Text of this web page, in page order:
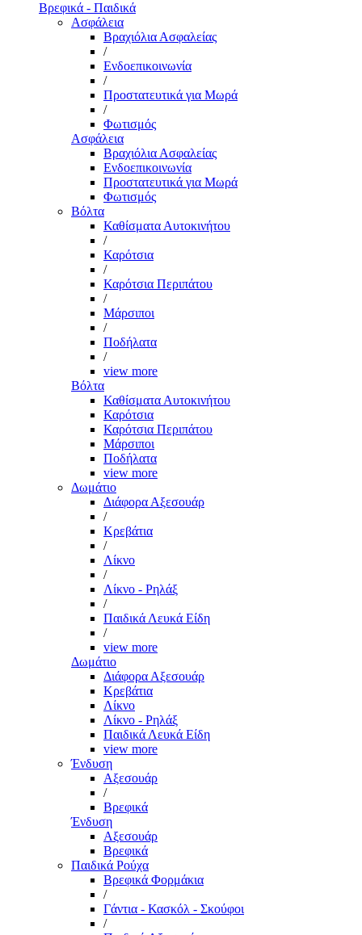
Βρεφικά - Παιδικά
Ασφάλεια
Βραχιόλια Ασφαλείας
/
Ενδοεπικοινωνία
/
Προστατευτικά για Μωρά
/
Φωτισμός
Ασφάλεια
Βραχιόλια Ασφαλείας
Ενδοεπικοινωνία
Προστατευτικά για Μωρά
Φωτισμός
Βόλτα
Καθίσματα Αυτοκινήτου
/
Καρότσια
/
Καρότσια Περιπάτου
/
Μάρσιποι
/
Ποδήλατα
/
view more
Βόλτα
Καθίσματα Αυτοκινήτου
Καρότσια
Καρότσια Περιπάτου
Μάρσιποι
Ποδήλατα
view more
Δωμάτιο
Διάφορα Αξεσουάρ
/
Κρεβάτια
/
Λίκνο
/
Λίκνο - Ρηλάξ
/
Παιδικά Λευκά Είδη
/
view more
Δωμάτιο
Διάφορα Αξεσουάρ
Κρεβάτια
Λίκνο
Λίκνο - Ρηλάξ
Παιδικά Λευκά Είδη
view more
Ένδυση
Αξεσουάρ
/
Βρεφικά
Ένδυση
Αξεσουάρ
Βρεφικά
Παιδικά Ρούχα
Βρεφικά Φορμάκια
/
Γάντια - Κασκόλ - Σκούφοι
/